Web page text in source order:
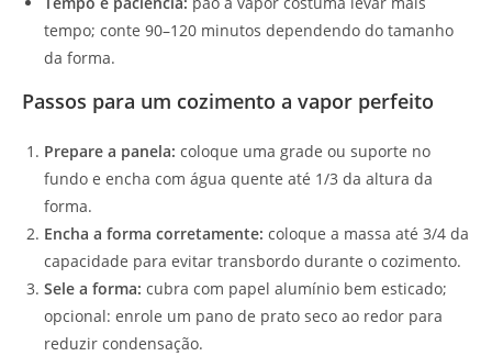
tempo; conte 90–120 minutos dependendo do tamanho
da forma.
Passos para um cozimento a vapor perfeito
Prepare a panela: coloque uma grade ou suporte no
fundo e encha com água quente até 1/3 da altura da
forma.
Encha a forma corretamente: coloque a massa até 3/4 da
capacidade para evitar transbordo durante o cozimento.
Sele a forma: cubra com papel alumínio bem esticado;
opcional: enrole um pano de prato seco ao redor para
reduzir condensação.